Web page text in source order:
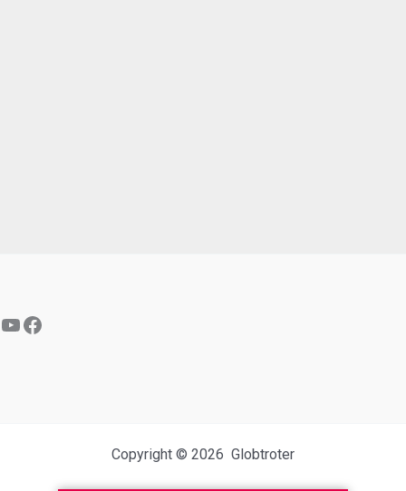
Copyright © 2026 Globtroter